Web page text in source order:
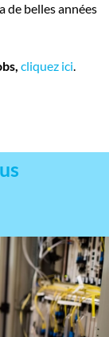
de belles années
cliquez ici.